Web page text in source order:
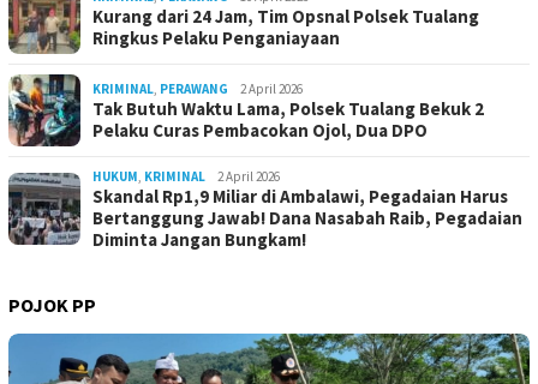
Kurang dari 24 Jam, Tim Opsnal Polsek Tualang
Ringkus Pelaku Penganiayaan
KRIMINAL, PERAWANG 2 April 2026
Tak Butuh Waktu Lama, Polsek Tualang Bekuk 2
Pelaku Curas Pembacokan Ojol, Dua DPO
HUKUM, KRIMINAL 2 April 2026
Skandal Rp1,9 Miliar di Ambalawi, Pegadaian Harus
Bertanggung Jawab! Dana Nasabah Raib, Pegadaian
Diminta Jangan Bungkam!
POJOK PP